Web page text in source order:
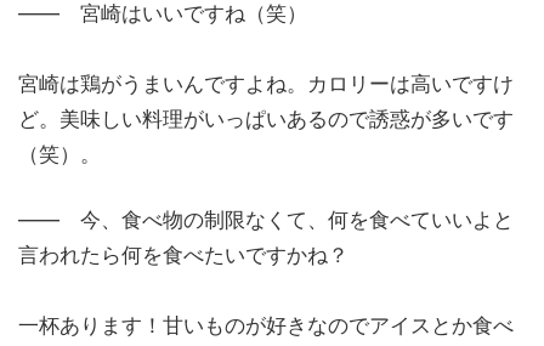
―― 宮崎はいいですね（笑）
宮崎は鶏がうまいんですよね。カロリーは高いですけ
ど。美味しい料理がいっぱいあるので誘惑が多いです
（笑）。
―― 今、食べ物の制限なくて、何を食べていいよと
言われたら何を食べたいですかね？
一杯あります！甘いものが好きなのでアイスとか食べ